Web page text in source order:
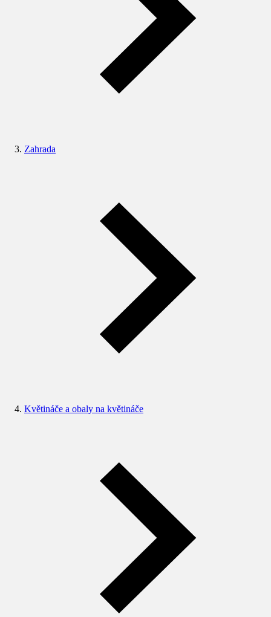
Zahrada
Květináče a obaly na květináče